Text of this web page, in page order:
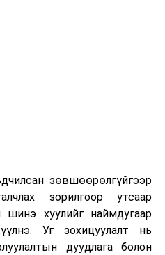
зөвшөөрөлгүйгээр
зорилгоор утсаар
шинэ хуулийг наймдугаар
Уг зохицуулалт нь
дуудлага болон